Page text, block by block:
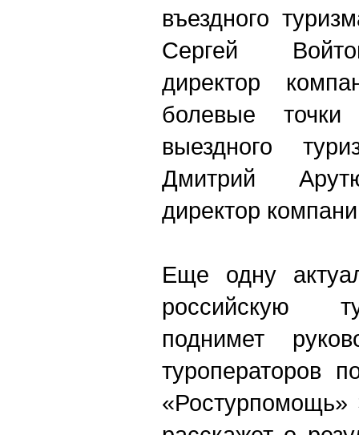
въездного
Сергей
директор
болевые точки
выездного
Дмитрий
директор
Еще одну
российскую
поднимет
туроператоров